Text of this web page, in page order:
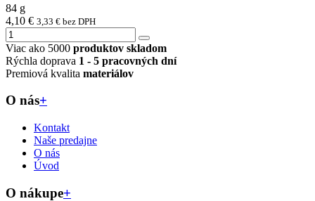
84 g
4,10 € 3,33 € bez DPH
Viac ako 5000 produktov skladom
Rýchla doprava 1 - 5 pracovných dní
Premiová kvalita materiálov
O nás+
Kontakt
Naše predajne
O nás
Úvod
O nákupe+